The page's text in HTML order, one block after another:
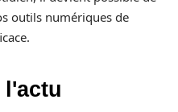
outils numériques de
l'actu